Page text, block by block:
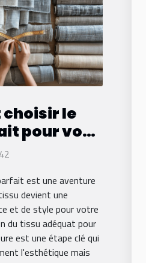
le
pour vos
mesure
est une aventure
devient une
et de style pour votre
du tissu adéquat pour
est une étape clé qui
l'esthétique mais